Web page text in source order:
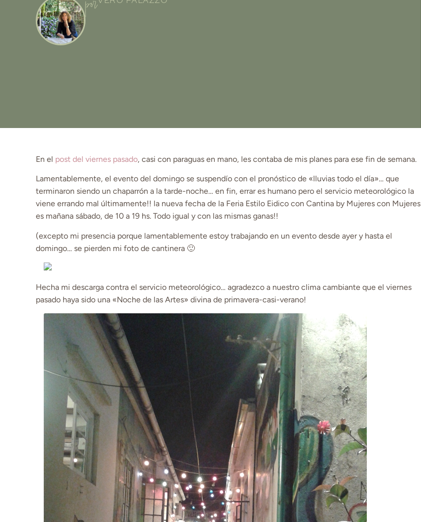
En el post del viernes pasado, casi con paraguas en mano, les contaba de mis planes para ese fin de semana.
Lamentablemente, el evento del domingo se suspendío con el pronóstico de «lluvias todo el día»… que
terminaron siendo un chaparrón a la tarde-noche… en fin, errar es humano pero el servicio meteorológico la
viene errando mal últimamente!! la nueva fecha de la Feria Estilo Eidico con Cantina by Mujeres con Mujeres
es mañana sábado, de 10 a 19 hs. Todo igual y con las mismas ganas!!
(excepto mi presencia porque lamentablemente estoy trabajando en un evento desde ayer y hasta el
domingo… se pierden mi foto de cantinera 🙂
Hecha mi descarga contra el servicio meteorológico… agradezco a nuestro clima cambiante que el viernes
pasado haya sido una «Noche de las Artes» divina de primavera-casi-verano!